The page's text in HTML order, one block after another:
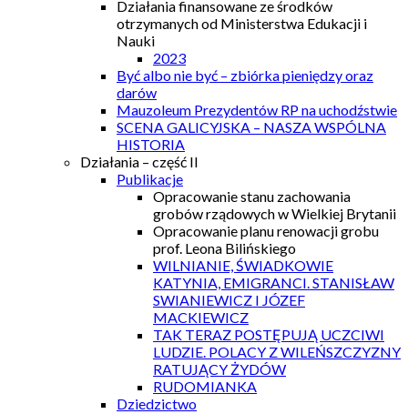
Działania finansowane ze środków
otrzymanych od Ministerstwa Edukacji i
Nauki
2023
Być albo nie być – zbiórka pieniędzy oraz
darów
Mauzoleum Prezydentów RP na uchodźstwie
SCENA GALICYJSKA – NASZA WSPÓLNA
HISTORIA
Działania – część II
Publikacje
Opracowanie stanu zachowania
grobów rządowych w Wielkiej Brytanii
Opracowanie planu renowacji grobu
prof. Leona Bilińskiego
WILNIANIE, ŚWIADKOWIE
KATYNIA, EMIGRANCI. STANISŁAW
SWIANIEWICZ I JÓZEF
MACKIEWICZ
TAK TERAZ POSTĘPUJĄ UCZCIWI
LUDZIE. POLACY Z WILEŃSZCZYZNY
RATUJĄCY ŻYDÓW
RUDOMIANKA
Dziedzictwo